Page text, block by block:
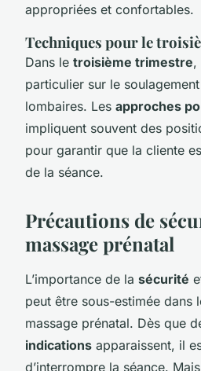
appropriées et confortables.
Techniques pour le
Dans le troisième trimestre,
particulier sur le
lombaires. Les approches
impliquent souvent des
pour garantir que la cliente
de la séance.
Précautions de
massage prénatal
L’importance de la sécurité
peut être sous-estimée dans
massage prénatal. Dès que
indications apparaissent, il
d’interrompre la séance.